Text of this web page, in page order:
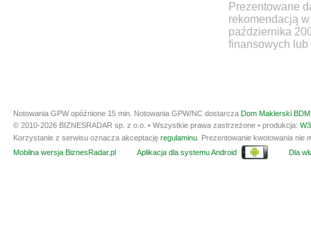
Prezentowane
rekomendacją
października
finansowych lub
Notowania GPW opóźnione 15 min. Notowania GPW/NC dostarcza Dom Maklerski
© 2010-2026 BIZNESRADAR sp. z o.o. • Wszystkie prawa zastrzeżone • produkcja:
Korzystanie z serwisu oznacza akceptację regulaminu . Prezentowanie kwotowania
Mobilna wersja BiznesRadar.pl
Aplikacja dla systemu Android Dla